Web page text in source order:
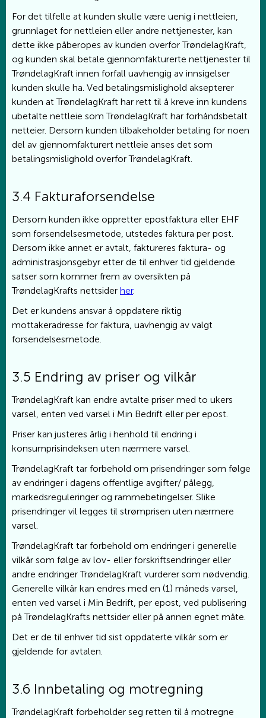
For det tilfelle at kunden skulle være uenig i nettleien,
grunnlaget for nettleien eller andre nettjenester, kan
dette ikke påberopes av kunden overfor TrøndelagKraft,
og kunden skal betale gjennomfakturerte nettjenester til
TrøndelagKraft innen forfall uavhengig av innsigelser
kunden skulle ha. Ved betalingsmislighold aksepterer
kunden at TrøndelagKraft har rett til å kreve inn kundens
ubetalte nettleie som TrøndelagKraft har forhåndsbetalt
netteier. Dersom kunden tilbakeholder betaling for noen
del av gjennomfakturert nettleie anses det som
betalingsmislighold overfor TrøndelagKraft.
3.4 Fakturaforsendelse
Dersom kunden ikke oppretter epostfaktura eller EHF
som forsendelsesmetode, utstedes faktura per post.
Dersom ikke annet er avtalt, faktureres faktura- og
administrasjonsgebyr etter de til enhver tid gjeldende
satser som kommer frem av oversikten på
TrøndelagKrafts nettsider her.
Det er kundens ansvar å oppdatere riktig
mottakeradresse for faktura, uavhengig av valgt
forsendelsesmetode.
3.5 Endring av priser og vilkår
TrøndelagKraft kan endre avtalte priser med to ukers
varsel, enten ved varsel i Min Bedrift eller per epost.
Priser kan justeres årlig i henhold til endring i
konsumprisindeksen uten nærmere varsel.
TrøndelagKraft tar forbehold om prisendringer som følge
av endringer i dagens offentlige avgifter/ pålegg,
markedsreguleringer og rammebetingelser. Slike
prisendringer vil legges til strømprisen uten nærmere
varsel.
TrøndelagKraft tar forbehold om endringer i generelle
vilkår som følge av lov- eller forskriftsendringer eller
andre endringer TrøndelagKraft vurderer som nødvendig.
Generelle vilkår kan endres med en (1) måneds varsel,
enten ved varsel i Min Bedrift, per epost, ved publisering
på TrøndelagKrafts nettsider eller på annen egnet måte.
Det er de til enhver tid sist oppdaterte vilkår som er
gjeldende for avtalen.
3.6 Innbetaling og motregning
TrøndelagKraft forbeholder seg retten til å motregne